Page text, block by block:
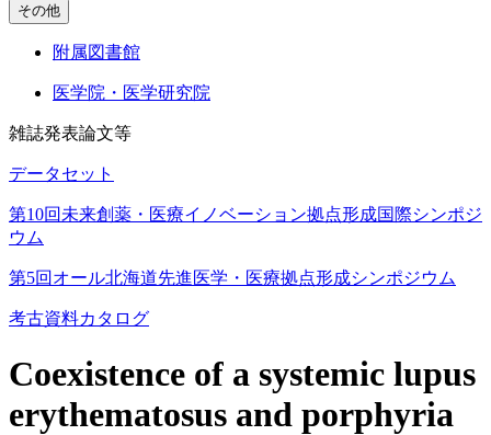
その他
附属図書館
医学院・医学研究院
雑誌発表論文等
データセット
第10回未来創薬・医療イノベーション拠点形成国際シンポジ
ウム
第5回オール北海道先進医学・医療拠点形成シンポジウム
考古資料カタログ
Coexistence of a systemic lupus
erythematosus and porphyria